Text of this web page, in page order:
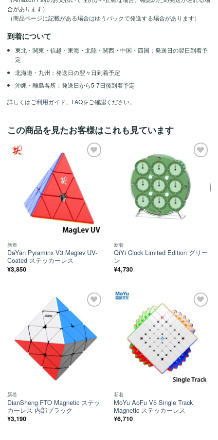
合があります）
（商品ページに記載がある場合はゆうパックで発送する場合があります）
到着について
東北・関東・信越・東海・北陸・関西・中国・四国：発送日の翌日到着予
定
北海道・九州：発送日の翌々日到着予定
沖縄・離島各所：発送日から5-7日後到着予定
詳しくはご利用ガイド FAQをご確認ください。
この商品を見たお客様はこれも見ています
新着
DaYan Pyraminx V3 Maglev UV-
Coated ステッカーレス
¥3,850
新着
QiYi Clock Limited Edition グリー
ン
¥4,730
新着
DianSheng FTO Magnetic ステッ
カーレス 内部ブラック
¥3,190
新着
MoYu AoFu V5 Single Track
Magnetic ステッカーレス
¥6,710